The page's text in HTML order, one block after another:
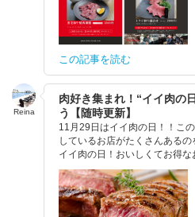
この記事を読む
Reina
肉好き集まれ！“イイ肉の
う【随時更新】
11月29日はイイ肉の日！！こ
しているお店がたくさんある
イイ肉の日！おいしくてお得な